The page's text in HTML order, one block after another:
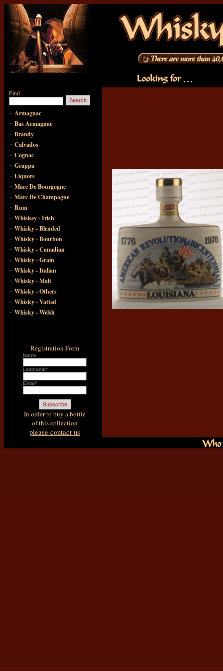
Find
· Armagnac
· Bas Armagnac
· Brandy
· Calvados
· Cognac
· Grappa
· Liquors
· Marc De Bourgogne
· Marc De Champagne
· Rum
· Whiskey - Irish
· Whisky - Blended
· Whisky - Bourbon
· Whisky - Canadian
· Whisky - Grain
· Whisky - Italian
· Whisky - Malt
· Whisky - Others
· Whisky - Vatted
· Whisky - Welsh
Registration Form
Name:
Lastname*
Email*
In order to buy a bottle
of this collection
please contact us